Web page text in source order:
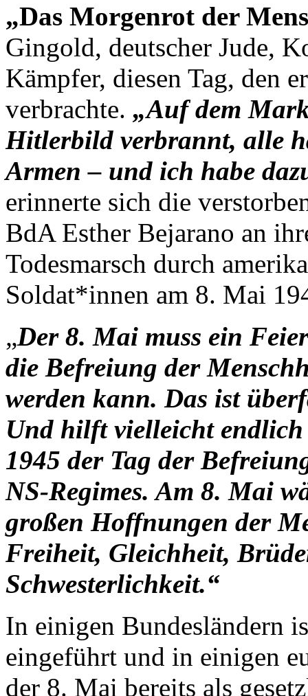
„Das Morgenrot der
Gingold, deutscher Jude,
Kämpfer, diesen Tag, den
verbrachte. „Auf dem
Hitlerbild verbrannt, alle
Armen – und ich habe
erinnerte sich die
BdA Esther Bejarano an
Todesmarsch durch
Soldat*innen am 8. Mai
„Der 8. Mai muss ein
die Befreiung der
werden kann. Das ist
Und hilft vielleicht endlich
1945 der Tag der
NS-Regimes. Am 8. Mai
großen Hoffnungen der
Freiheit, Gleichheit,
Schwesterlichkeit.“
In einigen Bundesländern
eingeführt und in einigen
der 8. Mai bereits als